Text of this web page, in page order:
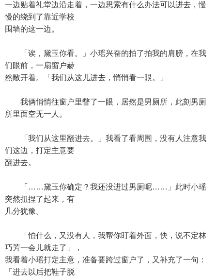
一边贴着礼堂边沿走着，一边思索有什么办法可以进去，慢
慢的绕到了靠近学校
围墙的这一边。
「诶，黛玉你看。」小瑶兴奋的拍了拍我的肩膀，在我
们眼前，一扇窗户赫
然敞开着。「我们从这儿进去，悄悄看一眼。」
我俩悄悄往窗户里瞥了一眼，居然是男厕所，此刻男厕
所里面空无一人。
「我们从这里翻进去。」我看了看周围，没有人注意我
们这边，打定主意要
翻进去。
「……黛玉你确定？我还没进过男厕呢……」此时小瑶
突然扭捏了起来，有
几分犹豫。
「怕什么，又没有人，我帮你盯着外面，快，说不定林
巧芳一会儿就走了」，
我看着小瑶打定主意，准备要跨过窗户了，又补充了一句：
「进去以后把鞋子脱